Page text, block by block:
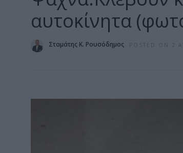
αυτοκίνητα
Σταμάτης Κ. Ρουσόδημος POSTED ON 2